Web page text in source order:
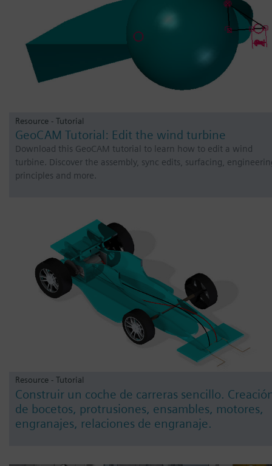
Resource - Tutorial
GeoCAM Tutorial: Edit the wind turbine
Download this GeoCAM tutorial to learn how to edit a wind
turbine. Discover the assembly, sync edits, surfacing,
principles and more.
Resource - Tutorial
Construir un coche de carreras sencillo.
de bocetos, protrusiones, ensambles, motores,
engranajes, relaciones de engranaje.